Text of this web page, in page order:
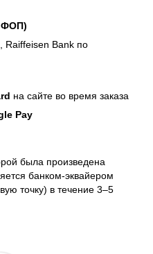
ФОП)
Raiffeisen Bank по
на сайте во время заказа
Pay
была произведена
банком-эквайером
точку) в течение 3–5